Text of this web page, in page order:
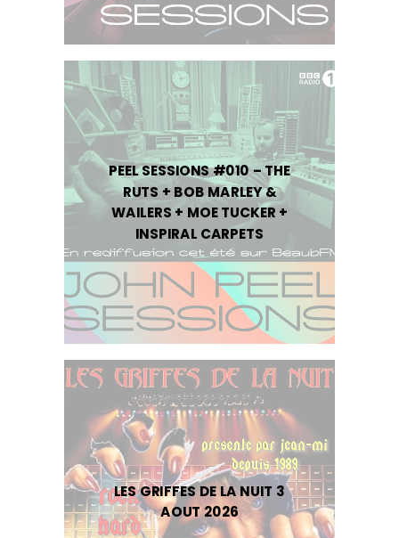
PEEL SESSIONS #010 – THE
RUTS + BOB MARLEY &
WAILERS + MOE TUCKER +
INSPIRAL CARPETS
LES GRIFFES DE LA NUIT 3
AOUT 2026